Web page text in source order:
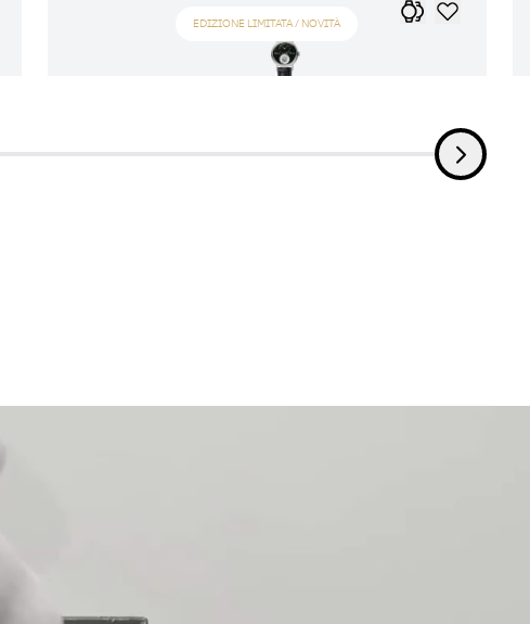
EDIZIONE LIMITATA / NOVITÀ